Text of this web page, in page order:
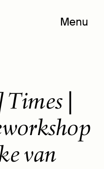
Menu
|
van